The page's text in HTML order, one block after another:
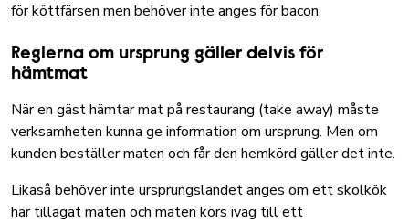
för köttfärsen men behöver inte anges för bacon.
Reglerna om ursprung gäller delvis för
hämtmat
När en gäst hämtar mat på restaurang (take away) måste
verksamheten kunna ge information om ursprung. Men om
kunden beställer maten och får den hemkörd gäller det inte.
Likaså behöver inte ursprungslandet anges om ett skolkök
har tillagat maten och maten körs iväg till ett